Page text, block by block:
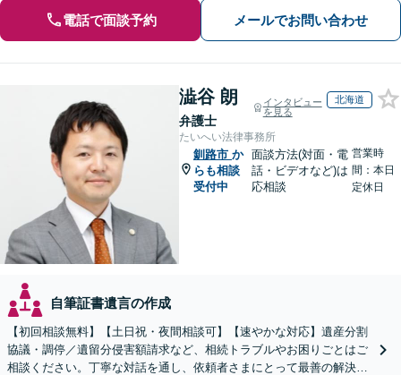
電話で面談予約 メールでお問い合わせ
澁谷 朗
弁護士
インタビュー
を見る
北海道
たいへい法律事務所
釧路市 か
らも相談
受付中
面談方法(対面・電
話・ビデオなど)は
応相談
営業時
間：本日
定休日
自筆証書遺言の作成
【初回相談無料】【土日祝・夜間相談可】【速やかな対応】遺産分割
協議・調停／遺留分侵害額請求など、相続トラブルやお困りごとはご
相談ください。丁寧な対話を通し、依頼者さまにとって最善の解決を